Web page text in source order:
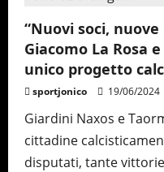
del
tre
a
una
a
un
“Nuovi soci,
Giacomo La Rosa
unico progetto
sportjonico 19/06/2024
Giardini Naxos e
cittadine
disputati, tante